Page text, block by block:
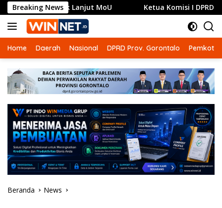
Langsung
ke
konten
Breaking News
Lanjut MoU Ketua Komisi I DPRD Gorontalo
Home Daerah Nasional DPRD Prov. Gorontalo Pemkot
Beranda News